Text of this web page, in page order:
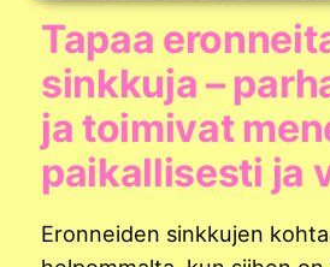
Tapaa
sinkkuja –
ja toimivat
paikallisesti ja
Eronneiden sinkkujen